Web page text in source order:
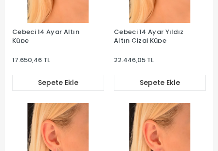
Cebeci 14 Ayar Altın
Küpe
17.650,46 TL
Sepete Ekle
Cebeci 14 Ayar Yıldız
Altın Çizgi Küpe
22.446,05 TL
Sepete Ekle